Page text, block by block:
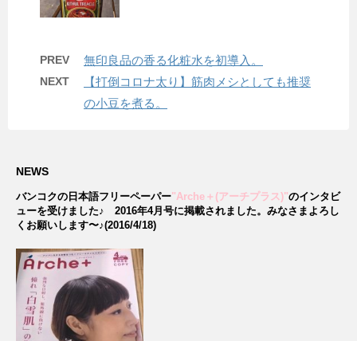
PREV 無印良品の香る化粧水を初導入。
NEXT
【打倒コロナ太り】筋肉メシとしても推奨
の小豆を煮る。
NEWS
バンコクの日本語フリーペーパー"Arche＋(アーチプラス)"のインタビ
ューを受けました♪ 2016年4月号に掲載されました。みなさまよろし
くお願いします〜♪(2016/4/18)